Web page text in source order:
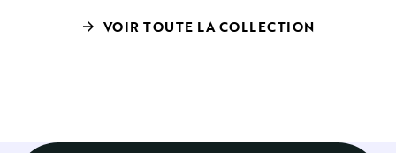
arrow_forward VOIR TOUTE LA COLLECTION